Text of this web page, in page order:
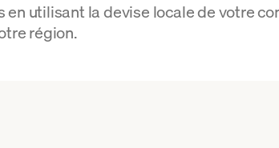
en utilisant la devise locale de votre
région.